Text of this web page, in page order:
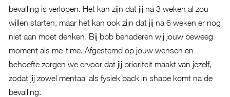
bevalling is verlopen. Het kan zijn dat jij na 3 weken al zou
willen starten, maar het kan ook zijn dat jij na 6 weken er nog
niet aan moet denken. Bij bbb benaderen wij jouw beweeg
moment als me-time. Afgestemd op jouw wensen en
behoefte zorgen we ervoor dat jij prioriteit maakt van jezelf,
zodat jij zowel mentaal als fysiek back in shape komt na de
bevalling.